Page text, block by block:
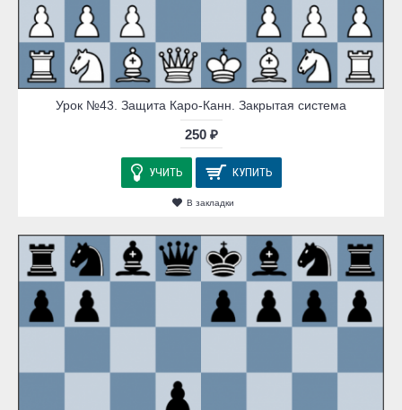
Урок №43. Защита Каро-Канн. Закрытая система
250 ₽
УЧИТЬ КУПИТЬ
В закладки